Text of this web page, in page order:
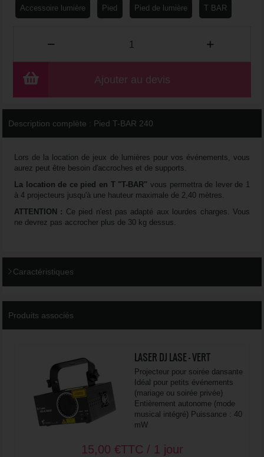
Accessoire lumière Pied Pied de lumière T BAR
Ajouter au devis
Description complète : Pied T-BAR 240
Lors de la location de jeux de lumières pour vos événements, vous
aurez peut être besoin d'accroches et de supports.
La location de ce pied en T "T-BAR" vous permettra de lever de 1
à 4 projecteurs jusqu'à une hauteur maximale de 2,40 mètres.
ATTENTION : Ce pied n'est pas adapté aux lourdes charges. Vous
ne devrez pas accrocher plus de 30 kg dessus.
Caractéristiques
Produits associés
LASER DJ LASE - VERT
Projecteur pour soirée dansante
Idéal pour petits événements
(mariage ou soirée privée)
Entièrement autonome (mode
musical intégré) Puissance : 40
mW
15,00 €TTC / 1 jour